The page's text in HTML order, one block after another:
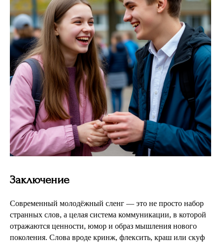
Заключение
Современный молодёжный сленг — это не просто набор
странных слов, а целая система коммуникации, в которой
отражаются ценности, юмор и образ мышления нового
поколения. Слова вроде кринж, флексить, краш или скуф